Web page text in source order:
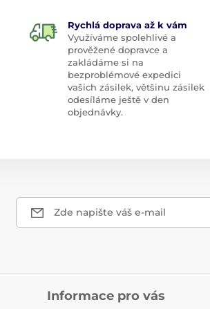
Rychlá doprava až k vám
Využíváme spolehlivé a
prověžené dopravce a
zakládáme si na
bezproblémové expedici
vašich zásilek, většinu zásilek
odesíláme ještě v den
objednávky.
Zde napište váš e-mail
Informace pro vás